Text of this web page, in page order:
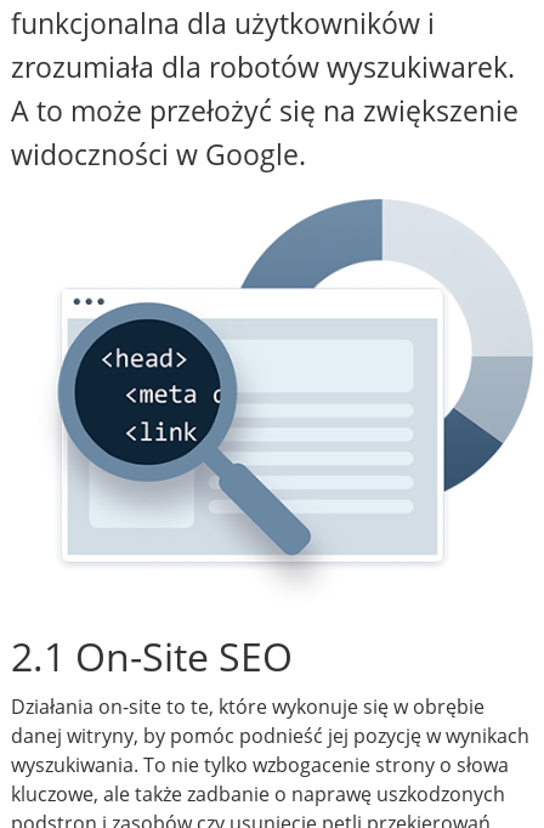
funkcjonalna dla użytkowników i
zrozumiała dla robotów wyszukiwarek.
A to może przełożyć się na zwiększenie
widoczności w Google.
2.1 On-Site SEO
Działania on-site to te, które wykonuje się w obrębie
danej witryny, by pomóc podnieść jej pozycję w wynikach
wyszukiwania. To nie tylko wzbogacenie strony o słowa
kluczowe, ale także zadbanie o naprawę uszkodzonych
podstron i zasobów czy usunięcie pętli przekierowań.